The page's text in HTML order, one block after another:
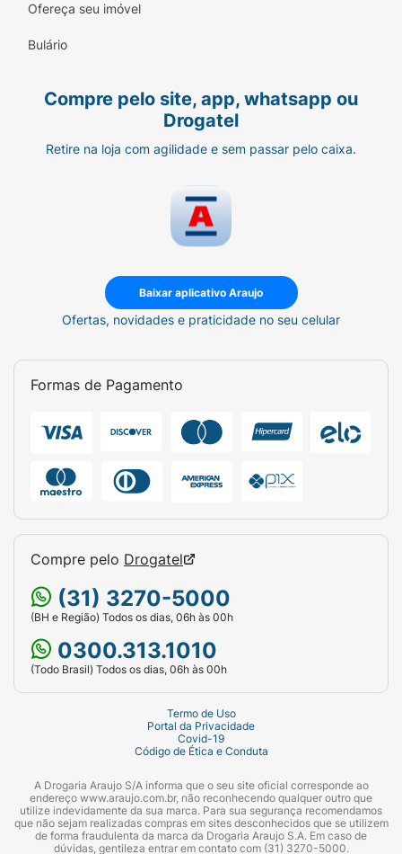
Ofereça seu imóvel
Bulário
Compre pelo site, app, whatsapp ou
Drogatel
Retire na loja com agilidade e sem passar pelo caixa.
Baixar aplicativo Araujo
Ofertas, novidades e praticidade no seu celular
Formas de Pagamento
Compre pelo Drogatel
(31) 3270-5000
(BH e Região) Todos os dias, 06h às 00h
0300.313.1010
(Todo Brasil) Todos os dias, 06h às 00h
Termo de Uso
Portal da Privacidade
Covid-19
Código de Ética e Conduta
A Drogaria Araujo S/A informa que o seu site oficial corresponde ao
endereço www.araujo.com.br, não reconhecendo qualquer outro que
utilize indevidamente da sua marca. Para sua segurança recomendamos
que não sejam realizadas compras em sites desconhecidos que se utilizem
de forma fraudulenta da marca da Drogaria Araujo S.A. Em caso de
dúvidas, gentileza entrar em contato com (31) 3270-5000.